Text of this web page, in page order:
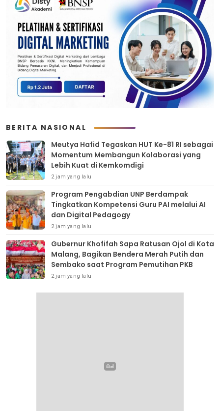
BERITA NASIONAL
Meutya Hafid Tegaskan HUT Ke-81 RI sebagai
Momentum Membangun Kolaborasi yang
Lebih Kuat di Kemkomdigi
2 jam yang lalu
Program Pengabdian UNP Berdampak
Tingkatkan Kompetensi Guru PAI melalui AI
dan Digital Pedagogy
2 jam yang lalu
Gubernur Khofifah Sapa Ratusan Ojol di Kota
Malang, Bagikan Bendera Merah Putih dan
Sembako saat Program Pemutihan PKB
2 jam yang lalu